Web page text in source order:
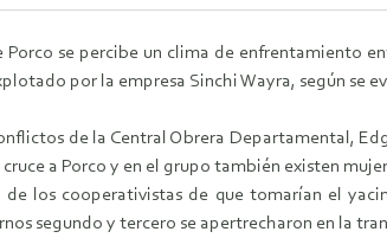
Porco se percibe un clima de enfrentamiento
por la empresa Sinchi Wayra, según se
de la Central Obrera Departamental,
a Porco y en el grupo también existen
de los cooperativistas de que tomarían el
segundo y tercero se apertrecharon en la